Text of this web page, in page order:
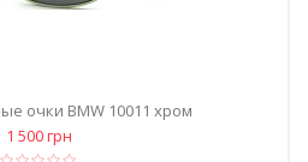
очки BMW 10011 хром
1 500 грн